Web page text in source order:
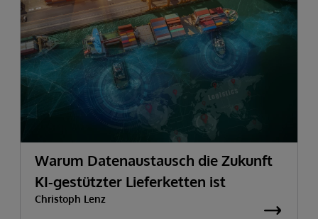
Warum Datenaustausch die Zukunft
KI-gestützter Lieferketten ist
Christoph Lenz